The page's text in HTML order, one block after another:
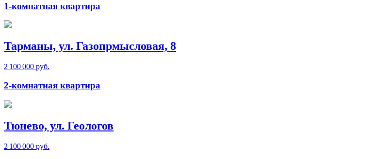
1-комнатная квартира
Тарманы, ул. Газопрмысловая, 8
2 100 000 руб.
2-комнатная квартира
Тюнево, ул. Геологов
2 100 000 руб.